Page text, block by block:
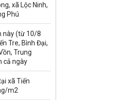
xã Lộc Ninh,
Phú
này (từ 10/8
Tre, Bình Đại,
Trung
cả ngày
xã Tiến
m2